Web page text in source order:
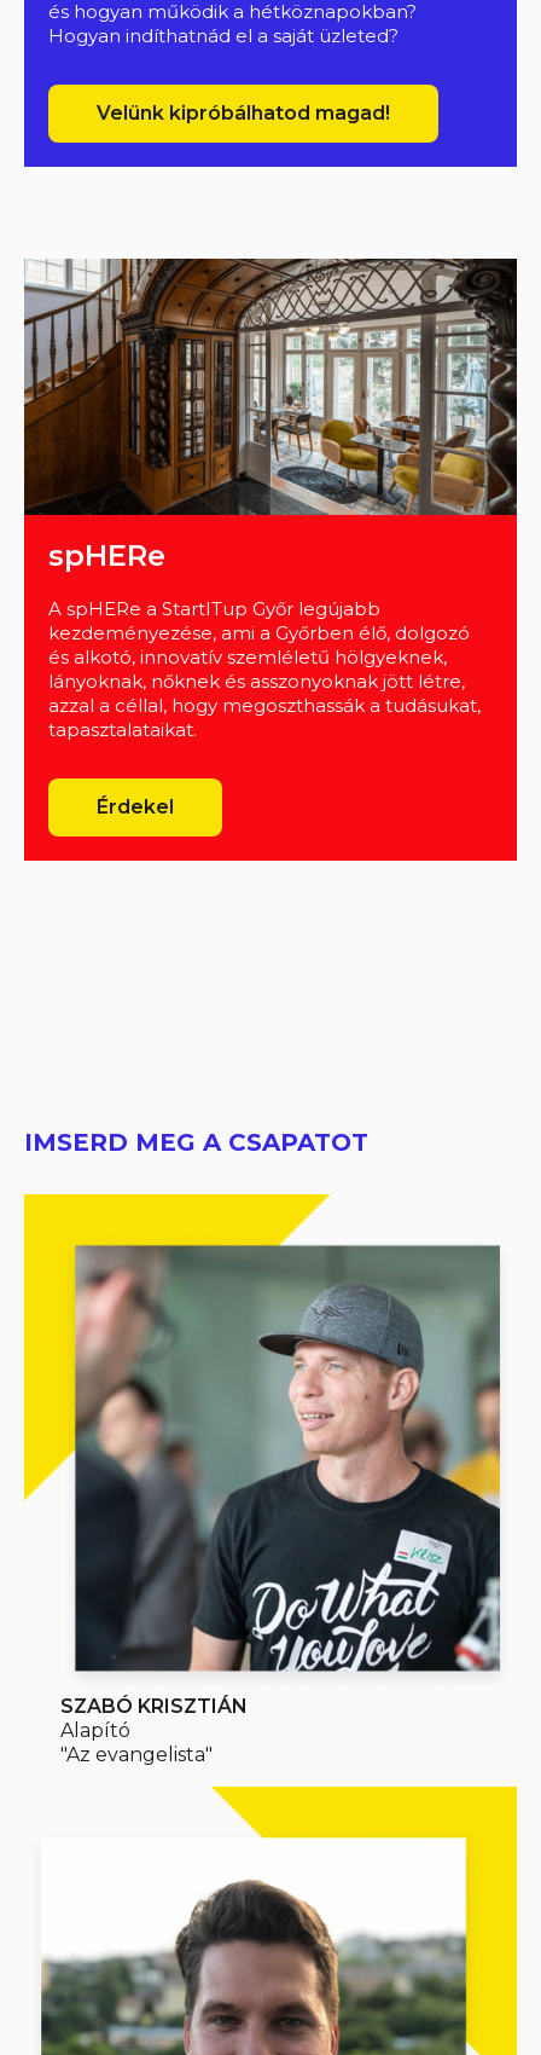
és hogyan működik a hétköznapokban?
Hogyan indíthatnád el a saját üzleted?
Velünk kipróbálhatod magad!
spHERe
A spHERe a StartITup Győr legújabb
kezdeményezése, ami a Győrben élő, dolgozó
és alkotó, innovatív szemléletű hölgyeknek,
lányoknak, nőknek és asszonyoknak jött létre,
azzal a céllal, hogy megoszthassák a tudásukat,
tapasztalataikat.
Érdekel
IMSERD MEG A CSAPATOT
SZABÓ KRISZTIÁN
Alapító
"Az evangelista"